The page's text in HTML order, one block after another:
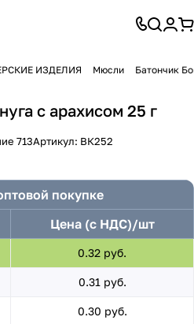
ИЗДЕЛИЯ Мюсли Батончик
с арахисом 25 г
713Артикул: ВК252
покупке
Цена (с НДС)/шт
0.32 руб.
0.31 руб.
0.30 руб.